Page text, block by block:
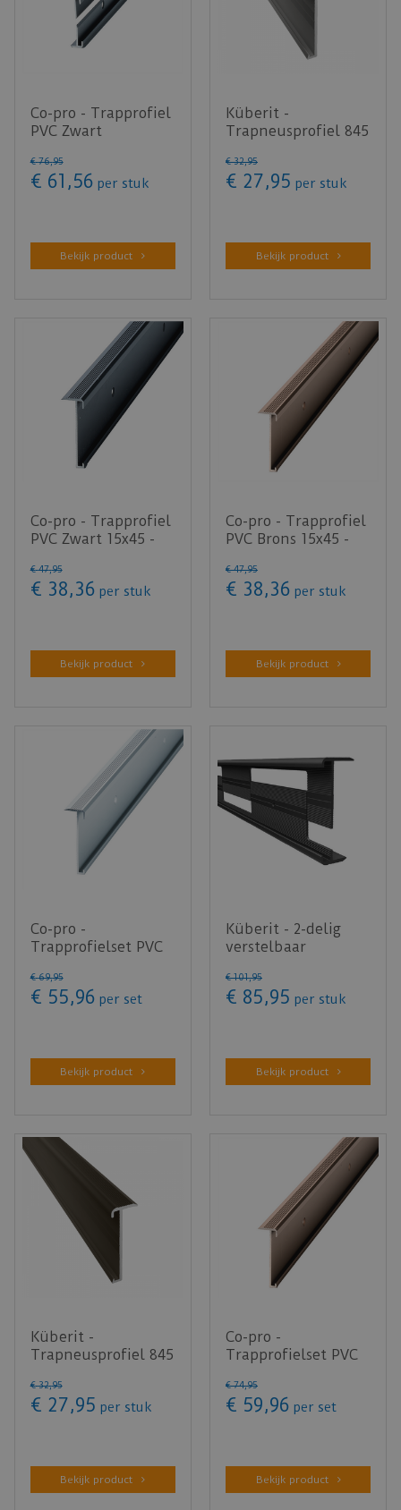
Co-pro - Trapprofiel
PVC Zwart
en bovenp…
€ 76,95
€ 61 ,56 per stuk
Bekijk product
Küberit -
Trapneusprofiel 845
14x43mm t.b.v. 2-…
€ 32,95
€ 27,95 per stuk
Bekijk product
Co-pro - Trapprofiel
PVC Zwart 15x45 -
€ 47,95
€ 38,36 per stuk
Bekijk product
Co-pro - Trapprofiel
PVC Brons 15x45 -
€ 47,95
€ 38,36 per stuk
Bekijk product
Co-pro -
Trapprofielset PVC
bevat 4 stu…
€ 69,95
€ 55,96 per set
Bekijk product
Küberit - 2-delig
verstelbaar
844WS Zwart …
€ 101,95
€ 85,95 per stuk
Bekijk product
Küberit -
Trapneusprofiel 845
t.b.v. 2-3m…
€ 32,95
€ 27,95 per stuk
Bekijk product
Co-pro -
Trapprofielset PVC
bevat 4 stuks
€ 74,95
€ 59,96 per set
Bekijk product